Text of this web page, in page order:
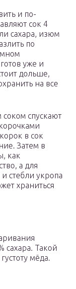
и по-
сок 4
сахара, изюм
по
уже и
дольше,
на все
соком спускают
в сок
Затем в
как
а для
стебли укропа
храниться
сахара. Такой
мёда.